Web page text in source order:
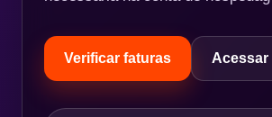
Verificar faturas Acessar